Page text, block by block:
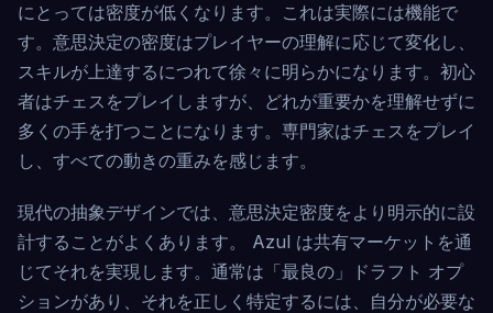
にとっては密度が低くなります。これは実際には機能で
す。意思決定の密度はプレイヤーの理解に応じて変化し、
スキルが上達するにつれて徐々に明らかになります。初心
者はチェスをプレイしますが、どれが重要かを理解せずに
多くの手を打つことになります。専門家はチェスをプレイ
し、すべての動きの重みを感じます。
現代の抽象デザインでは、意思決定密度をより明示的に設
計することがよくあります。 Azul は共有マーケットを通
じてそれを実現します。通常は「最良の」ドラフト オプ
ションがあり、それを正しく特定するには、自分が必要な